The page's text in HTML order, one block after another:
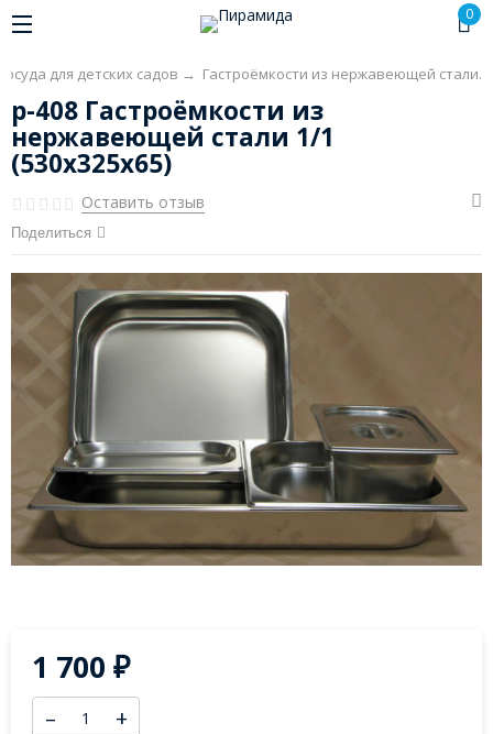
0
для детских садов → Гастроёмкости из нержавеющей стали.
р-408 Гастроёмкости из
нержавеющей стали 1/1
(530х325х65)
Оставить отзыв
Поделиться
1 700₽
– +